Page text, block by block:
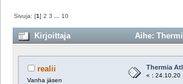
Sivuja: [1]2 3 10
Kirjoittaja Aihe:
realii
Vanha jäsen
Thermia
« :24.10.20